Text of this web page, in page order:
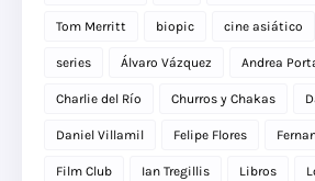
Tom Merritt biopic cine asiático
series Álvaro Vázquez Andrea
Charlie del Río Churros y Chakas
Daniel Villamil Felipe Flores
Film Club Ian Tregillis Libros